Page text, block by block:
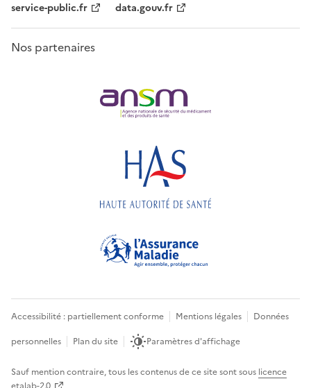
service-public.fr
data.gouv.fr
Nos partenaires
Accessibilité : partiellement conforme Mentions légales
Données
personnelles
Plan du site Paramètres d'affichage
Sauf mention contraire, tous les contenus de ce site sont sous licence